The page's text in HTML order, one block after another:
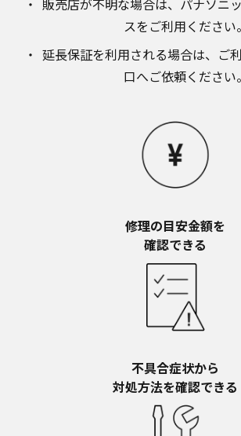
販売店が不明な場合は、​パナソニ
スをご利用ください。​
延長保証を利用される場合は、​ご
口へご依頼ください。
修理の目安金額を​
確認できる
不具合症状から​
対処方法を確認できる